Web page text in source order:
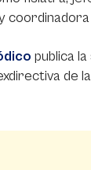
publica
de